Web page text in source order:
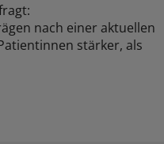
nach einer aktuellen
stärker, als